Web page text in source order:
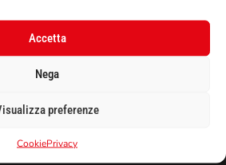
Accetta
Nega
preferenze
CookiePrivacy